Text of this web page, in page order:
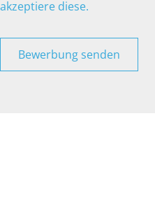
akzeptiere diese.
Bewerbung senden